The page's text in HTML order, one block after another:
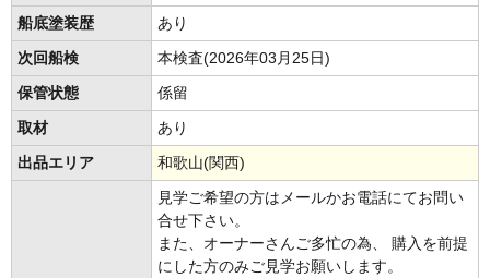
船底塗装歴 あり
次回船検 本検査(2026年03月25日)
保管状態 係留
取材 あり
出品エリア 和歌山(関西)
見学ご希望の方はメールかお電話にてお問い
合せ下さい。
また、オーナーさんご多忙の為、 購入を前提
にした方のみご見学お願いします。